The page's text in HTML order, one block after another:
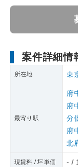
案件詳細情
所在地 東
最寄り駅
府
府
分
府
北
現賃料 / 坪単価 - /